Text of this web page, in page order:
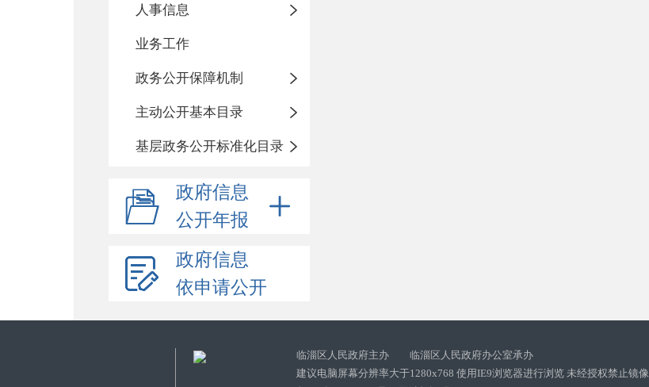
人事信息
业务工作
政务公开保障机制
主动公开基本目录
基层政务公开标准化目录
政府信息
公开年报
政府信息
依申请公开
临淄区人民政府主办 临淄区人民政府办公室承办
建议电脑屏幕分辨率大于1280x768 使用IE9浏览器进行浏览 未经授权禁止镜像